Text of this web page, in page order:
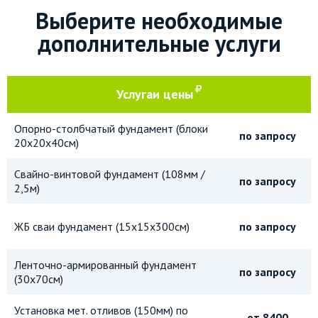
Выберите необходимые
дополнительные услуги
Услугаи цены
Опорно-столбчатый фундамент (блоки
20х20х40см)
по запросу
Свайно-винтовой фундамент (108мм /
2,5м)
по запросу
ЖБ сваи фундамент (15х15х300см) по запросу
Ленточно-армированный фундамент
(30х70см)
по запросу
Установка мет. отливов (150мм) по